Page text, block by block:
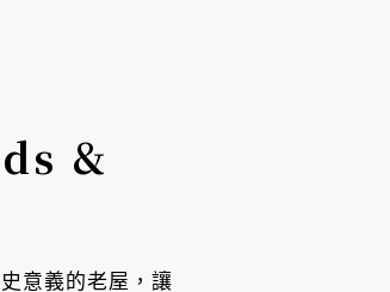
&
意義的老屋，讓